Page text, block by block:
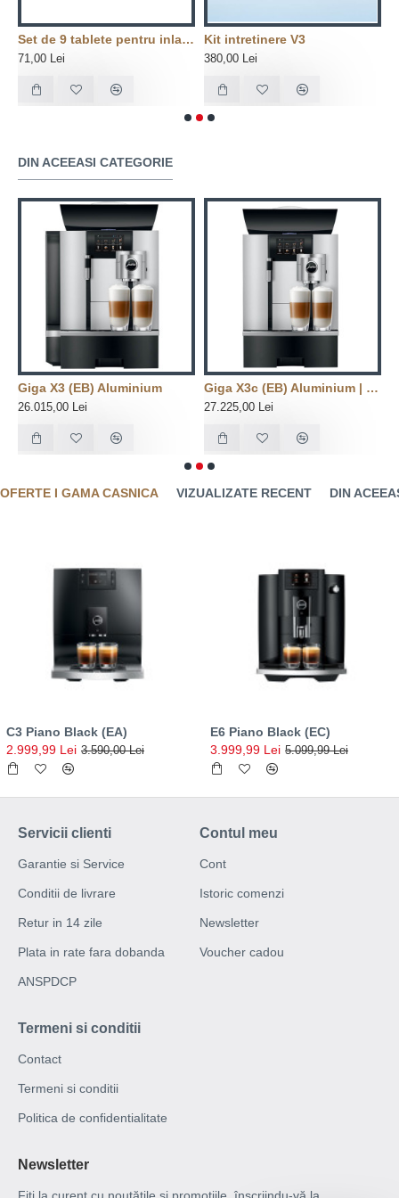
certificata TÜV pentru sistemul dumneavoastra de
lapte, protejand in acelasi timp mediul inconjurator.
Mini-tablete - Igiena perfecta intr-un
singur pas
Usor de folosit
Intotdeauna doza corecta
Set de 9 tablete pentru inlaturarea calcarului 2 in 1
71,00 Lei
Kit intretinere V3
380,00 Lei
DIN ACEEASI CATEGORIE
Giga X3 (EB) Aluminium
26.015,00 Lei
Giga X3c (EB) Aluminium | Conexiune la reteaua de apa
27.225,00 Lei
OFERTE I GAMA CASNICA VIZUALIZATE RECENT DIN
C3 Piano Black (EA)
2.999,99 Lei 3.590,00 Lei
E6 Piano Black (EC)
3.999,99 Lei 5.099,99 Lei
Servicii clienti
Garantie si Service
Conditii de livrare
Retur in 14 zile
Plata in rate fara dobanda
ANSPDCP
Contul meu
Cont
Istoric comenzi
Newsletter
Voucher cadou
Termeni si conditii
Contact
Termeni si conditii
Politica de confidentialitate
Newsletter